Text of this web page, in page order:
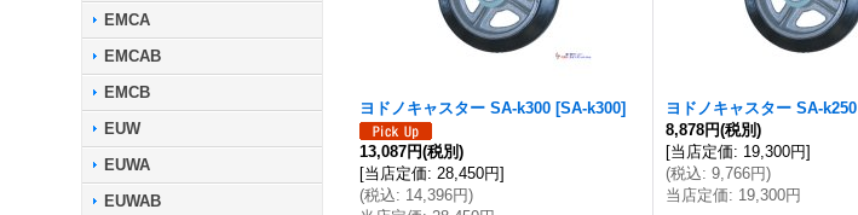
EMCA
EMCAB
EMCB
EUW
EUWA
EUWAB
ヨドノキャスター SA-k300 [SA-k300]
13,087円(税別)
[当店定価: 28,450円]
(税込: 14,396円)
ヨドノキャスター SA-k250
8,878円(税別)
[当店定価: 19,300円]
(税込: 9,766円)
当店定価: 19,300円